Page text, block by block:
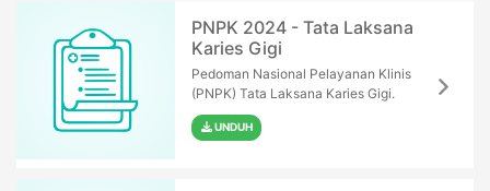
PNPK 2024 - Tata Laksana
Karies Gigi
Pedoman Nasional Pelayanan Klinis
(PNPK) Tata Laksana Karies Gigi.
UNDUH